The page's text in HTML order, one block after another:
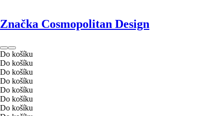
Značka Cosmopolitan Design
Do košíku
Do košíku
Do košíku
Do košíku
Do košíku
Do košíku
Do košíku